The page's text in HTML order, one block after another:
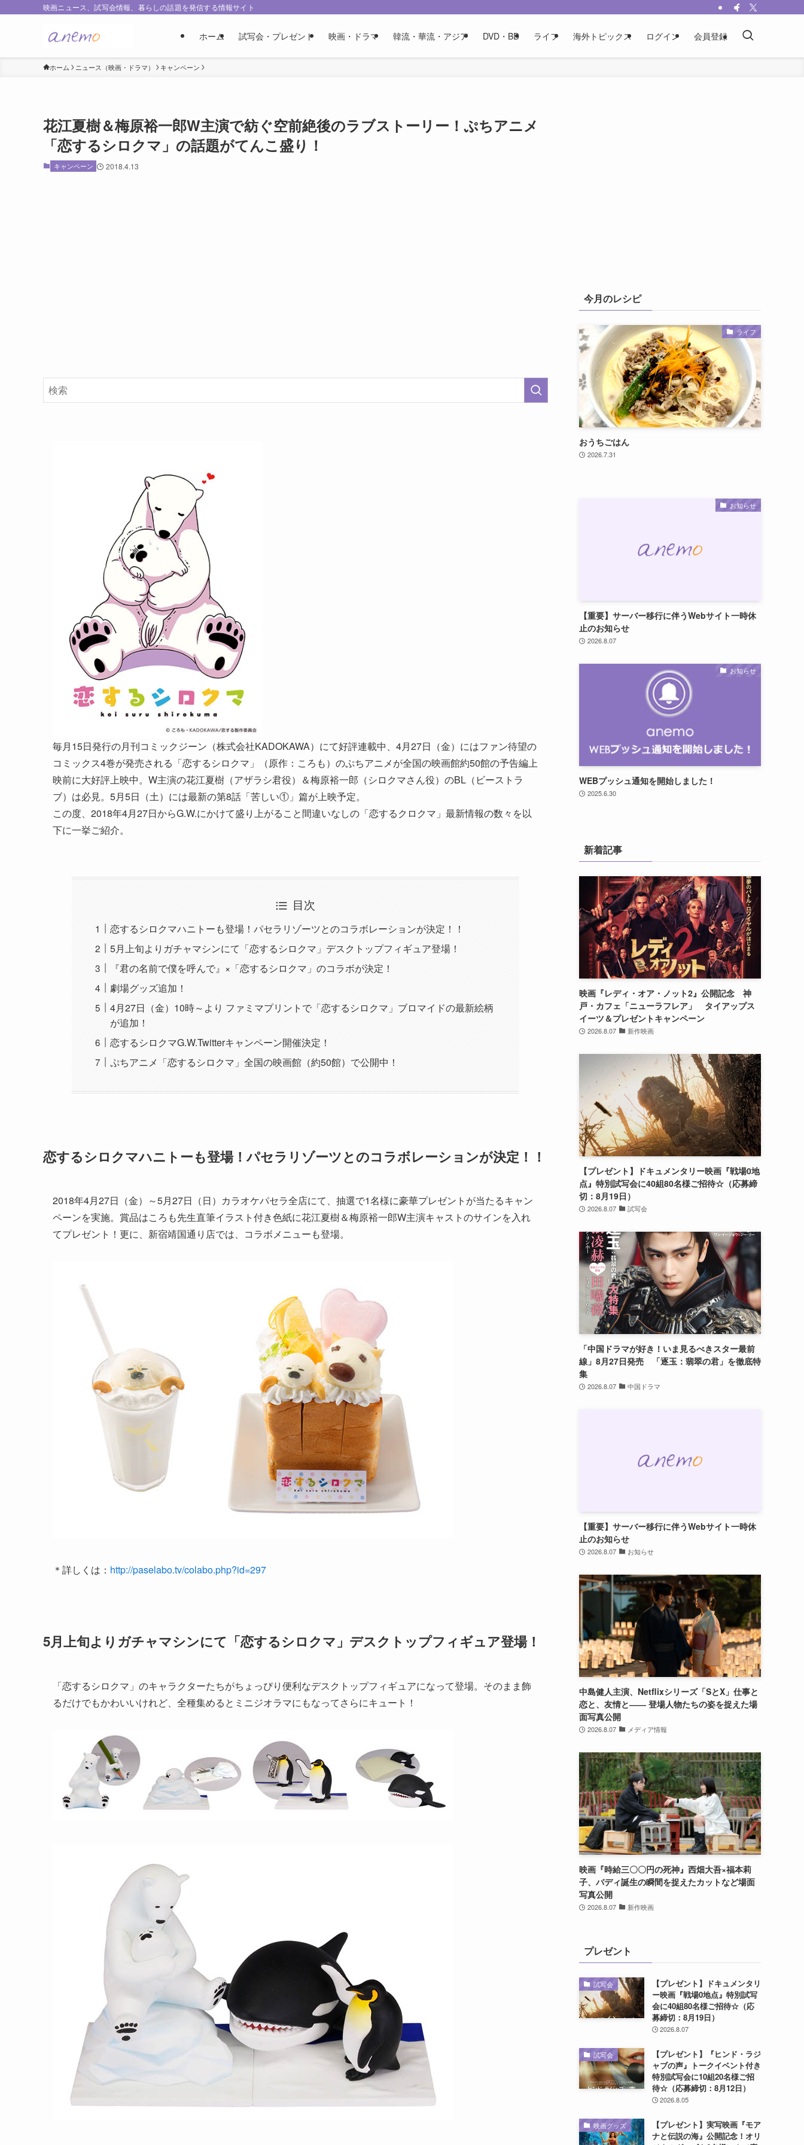
映画ニュース、試写会情報、暮らしの話題を発信する情報サイト
ホーム 試写会・プレゼント 映画・ドラマ 韓流・華流・アジア DVD・BD ライフ 海外トピックス ログイン 会員登録
ホーム ニュース（映画・ドラマ） キャンペーン
花江夏樹＆梅原裕一郎W主演で紡ぐ空前絶後のラブストーリー！ぷちアニメ
「恋するシロクマ」の話題がてんこ盛り！
キャンペーン 2018.4.13
毎月15日発行の月刊コミックジーン（株式会社KADOKAWA）にて好評連載中、4月27日（金）にはファン待望の
コミックス4巻が発売される「恋するシロクマ」（原作：ころも）のぷちアニメが全国の映画館約50館の予告編上
映前に大好評上映中。W主演の花江夏樹（アザラシ君役）＆梅原裕一郎（シロクマさん役）のBL（ビーストラ
ブ）は必見。5月5日（土）には最新の第8話「苦しい①」篇が上映予定。
この度、2018年4月27日からG.W.にかけて盛り上がること間違いなしの「恋するクロクマ」最新情報の数々を以
下に一挙ご紹介。
目次
恋するシロクマハニトーも登場！パセラリゾーツとのコラボレーションが決定！！
5月上旬よりガチャマシンにて「恋するシロクマ」デスクトップフィギュア登場！
『君の名前で僕を呼んで』×「恋するシロクマ」のコラボが決定！
劇場グッズ追加！
4月27日（金）10時～より ファミマプリントで「恋するシロクマ」ブロマイドの最新絵柄
が追加！
恋するシロクマG.W.Twitterキャンペーン開催決定！
ぷちアニメ「恋するシロクマ」全国の映画館（約50館）で公開中！
恋するシロクマハニトーも登場！パセラリゾーツとのコラボレーションが決定！！
2018年4月27日（金）～5月27日（日）カラオケパセラ全店にて、抽選で1名様に豪華プレゼントが当たるキャン
ペーンを実施。賞品はころも先生直筆イラスト付き色紙に花江夏樹＆梅原裕一郎W主演キャストのサインを入れ
てプレゼント！更に、新宿靖国通り店では、コラボメニューも登場。
＊詳しくは： http://paselabo.tv/colabo.php?id=297
5月上旬よりガチャマシンにて「恋するシロクマ」デスクトップフィギュア登場！
「恋するシロクマ」のキャラクターたちがちょっぴり便利なデスクトップフィギュアになって登場。そのまま飾
るだけでもかわいいけれど、全種集めるとミニジオラマにもなってさらにキュート！
今月のレシピ
ライフ
おうちごはん
2026.7.31
お知らせ
【重要】サーバー移行に伴うWebサイト一時休
止のお知らせ
2026.8.07
お知らせ
WEBプッシュ通知を開始しました！
2025.6.30
新着記事
映画『レディ・オア・ノット2』公開記念 神
戸・カフェ「ニューラフレア」 タイアップス
イーツ＆プレゼントキャンペーン
2026.8.07 新作映画
【プレゼント】ドキュメンタリー映画『戦場0地
点』特別試写会に40組80名様ご招待☆（応募締
切：8月19日）
2026.8.07 試写会
「中国ドラマが好き！いま見るべきスター最前
線」8月27日発売 「逐玉：翡翠の君」を徹底特
集
2026.8.07 中国ドラマ
【重要】サーバー移行に伴うWebサイト一時休
止のお知らせ
2026.8.07 お知らせ
中島健人主演、Netflixシリーズ「SとX」仕事と
恋と、友情と―― 登場人物たちの姿を捉えた場
面写真公開
2026.8.07 メディア情報
映画『時給三〇〇円の死神』西畑大吾×福本莉
子、バディ誕生の瞬間を捉えたカットなど場面
写真公開
2026.8.07 新作映画
プレゼント
試写会
【プレゼント】ドキュメンタリ
ー映画『戦場0地点』特別試写
会に40組80名様ご招待☆（応
募締切：8月19日）
2026.8.07
試写会
【プレゼント】『ヒンド・ラジ
ャブの声』トークイベント付き
特別試写会に10組20名様ご招
待☆（応募締切：8月12日）
2026.8.05
映画グッズ
【プレゼント】実写映画『モア
ナと伝説の海』公開記念！オリ